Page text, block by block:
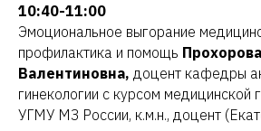
10:40-11:00
Эмоциональное выгорание
профилактика и помощь
Валентиновна, доцент кафедры
гинекологии с курсом
УГМУ МЗ России, к.м.н., доцент